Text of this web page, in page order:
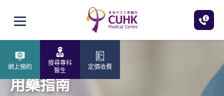
打開選單
網上預約
搜尋專科
醫生
定價收費
用藥指南